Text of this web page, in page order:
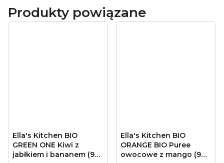
saszetka jest przechowywana w temperaturze pokojowej,
jej zawartość może być spożywana bez podgrzewania.
Przechowywanie:
nieotwarte jeszcze opakowanie
Produkty powiązane
Ella's Kitchen BIO
GREEN ONE Kiwi z
jabłkiem i bananem (90
Ella's Kitchen BIO
ORANGE BIO Puree
owocowe z mango (90